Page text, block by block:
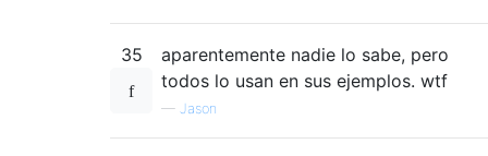
35
aparentemente nadie lo sabe, pero
todos lo usan en sus ejemplos. wtf
— Jason